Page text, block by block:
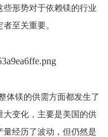
些形势对于依赖镁的行业
至关重要。
体镁的供需方面都发生了
大变化，主要是美国的供
经历了波动，但仍然是